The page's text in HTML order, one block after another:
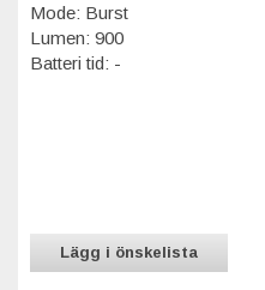
Mode: Burst
Lumen: 900
Batteri tid: -
Lägg i önskelista